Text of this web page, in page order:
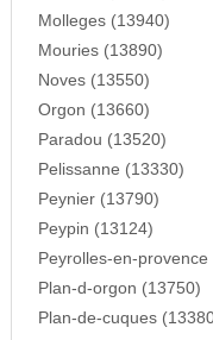
Molleges (13940)
Mouries (13890)
Noves (13550)
Orgon (13660)
Paradou (13520)
Pelissanne (13330)
Peynier (13790)
Peypin (13124)
Peyrolles-en-provence
Plan-d-orgon (13750)
Plan-de-cuques